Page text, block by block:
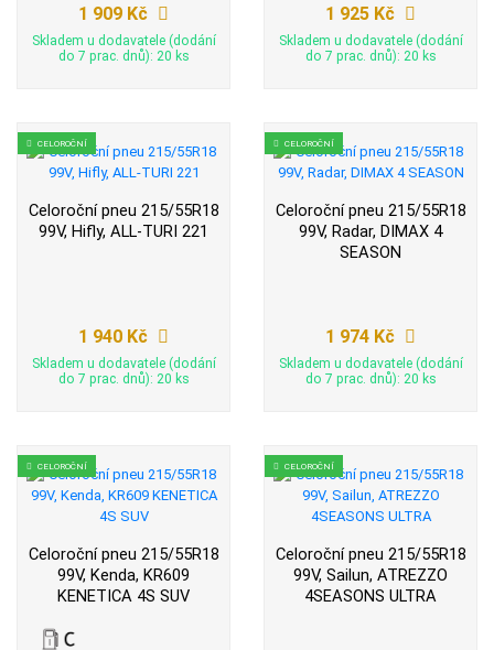
1 909 Kč
Skladem u dodavatele (dodání
do 7 prac. dnů): 20 ks
1 925 Kč
Skladem u dodavatele (dodání
do 7 prac. dnů): 20 ks
CELOROČNÍ
Celoroční pneu 215/55R18
99V, Hifly, ALL-TURI 221
1 940 Kč
Skladem u dodavatele (dodání
do 7 prac. dnů): 20 ks
CELOROČNÍ
Celoroční pneu 215/55R18
99V, Radar, DIMAX 4
SEASON
1 974 Kč
Skladem u dodavatele (dodání
do 7 prac. dnů): 20 ks
CELOROČNÍ
Celoroční pneu 215/55R18
99V, Kenda, KR609
KENETICA 4S SUV
CELOROČNÍ
Celoroční pneu 215/55R18
99V, Sailun, ATREZZO
4SEASONS ULTRA